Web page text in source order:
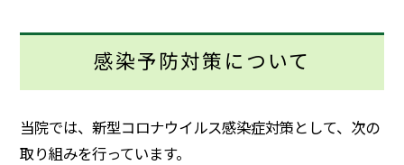
感染予防対策について
当院では、新型コロナウイルス感染症対策として、次の
取り組みを行っています。